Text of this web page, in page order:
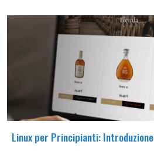
Linux per Principianti: Introduzione